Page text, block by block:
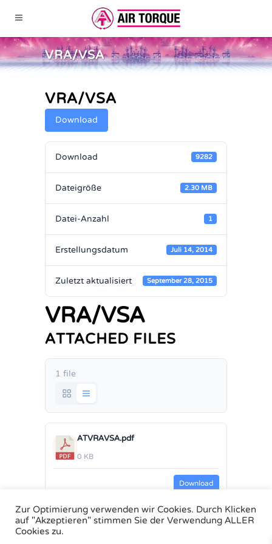
VRA/VSA
VRA/VSA
Download
Download 9282
Dateigröße 2.30 MB
Datei-Anzahl 1
Erstellungsdatum Juli 14, 2014
Zuletzt aktualisiert September 28, 2015
VRA/VSA
ATTACHED FILES
1 file
ATVRAVSA.pdf
0 KB
Download
Zur Optimierung verwenden wir Cookies. Durch Klicken
auf "Akzeptieren" stimmen Sie der Verwendung ALLER
Cookies zu.